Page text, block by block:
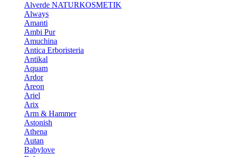
Alverde NATURKOSMETIK
Always
Amanti
Ambi Pur
Amuchina
Antica Erboristeria
Antikal
Aquam
Ardor
Areon
Ariel
Arix
Arm & Hammer
Astonish
Athena
Autan
Babylove